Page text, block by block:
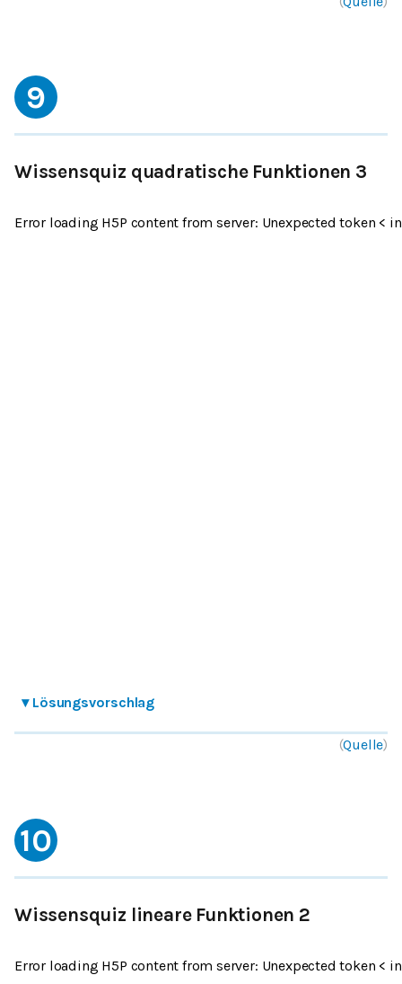
9
Wissensquiz quadratische Funktionen 3
Error loading H5P content from server: Unexpected token <
▾ Lösungsvorschlag
(Quelle)
10
Wissensquiz lineare Funktionen 2
Error loading H5P content from server: Unexpected token <